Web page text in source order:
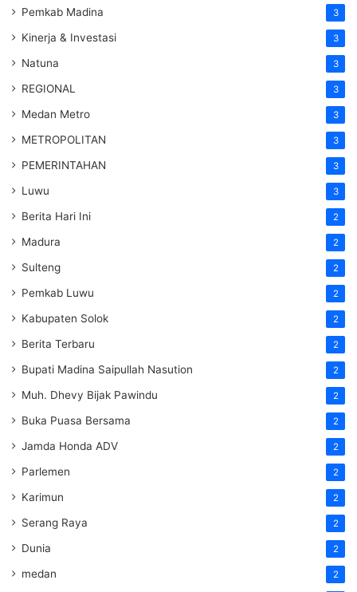
Pemkab Madina 3
Kinerja & Investasi 3
Natuna 3
REGIONAL 3
Medan Metro 3
METROPOLITAN 3
PEMERINTAHAN 3
Luwu 3
Berita Hari Ini 2
Madura 2
Sulteng 2
Pemkab Luwu 2
Kabupaten Solok 2
Berita Terbaru 2
Bupati Madina Saipullah Nasution 2
Muh. Dhevy Bijak Pawindu 2
Buka Puasa Bersama 2
Jamda Honda ADV 2
Parlemen 2
Karimun 2
Serang Raya 2
Dunia 2
medan 2